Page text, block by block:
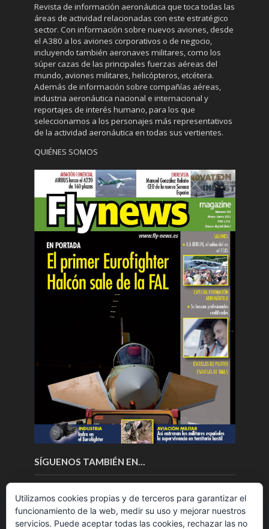
Revista de información aeronáutica que toca todas las
áreas de actividad relacionadas con este estratégico
sector. Con información sobre nuevos aviones, desde
el A380 a los aviones corporativos o de negocio,
incluyendo también aeronaves militares, como los
súper cazas de las principales fuerzas aéreas del
mundo, aviones militares, helicópteros, etcétera.
Además de información sobre compañías aéreas,
industria aeronáutica nacional e internacional y
reportajes de interés humano, para los que
seleccionamos a los personajes más representativos
de la actividad aeronáutica en todas sus vertientes.
QUIÉNES SOMOS
SÍGUENOS TAMBIÉN EN…
Utilizamos cookies propias y de terceros para garantizar el
funcionamiento de la web, medir su uso y mejorar nuestros
servicios. Puede aceptar todas las cookies, rechazar las no